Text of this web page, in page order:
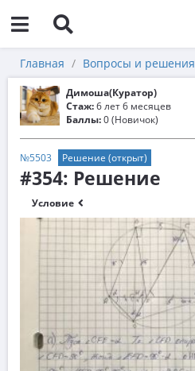
Главная Вопросы и решения
Димоша(Куратор)
Стаж:6 лет 6 месяцев
Баллы:0 (Новичок)
№5503 Решение (открыт)
#354: Решение
Условие